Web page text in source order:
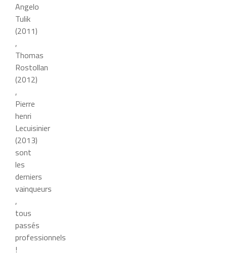
Angelo
Tulik
(2011)
,
Thomas
Rostollan
(2012)
,
Pierre
henri
Lecuisinier
(2013)
sont
les
derniers
vainqueurs
,
tous
passés
professionnels
!